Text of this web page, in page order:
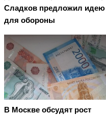
Сладков предложил идею
для обороны
В Москве обсудят рост